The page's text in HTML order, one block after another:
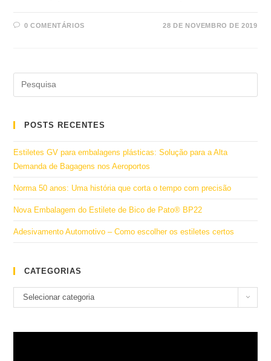
0 COMENTÁRIOS 28 DE NOVEMBRO DE 2019
POSTS RECENTES
Estiletes GV para embalagens plásticas: Solução para a Alta
Demanda de Bagagens nos Aeroportos
Norma 50 anos: Uma história que corta o tempo com precisão
Nova Embalagem do Estilete de Bico de Pato® BP22
Adesivamento Automotivo – Como escolher os estiletes certos
CATEGORIAS
Categorias
Selecionar categoria